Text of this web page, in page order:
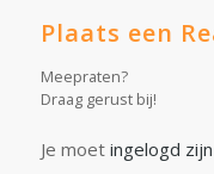
Plaats een
Meepraten?
Draag gerust bij!
Je moet ingelogd